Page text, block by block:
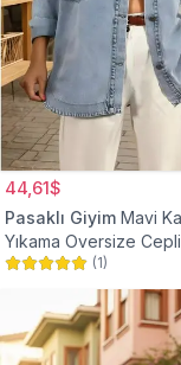
44,61$
Pasaklı Giyim Mavi
Yıkama Oversize Cepli
Düğmeli Tesettür
(1)